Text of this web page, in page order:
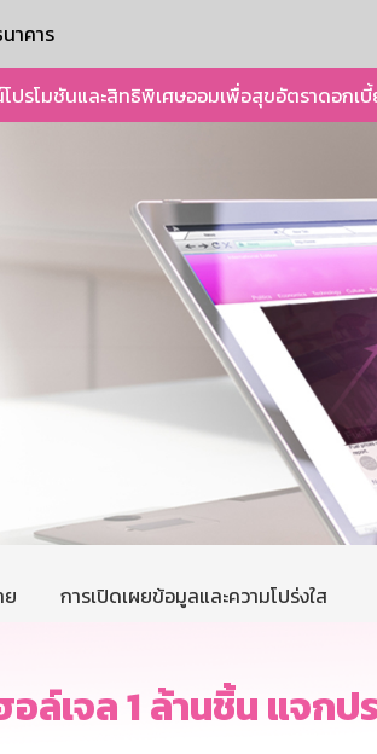
าคาร
โปรโมชันและสิทธิพิเศษออมเพื่อสุขอัตราดอกเ
ย การเปิดเผยข้อมูลและความโปร่งใส
เจล 1 ล้านชิ้น แจกป